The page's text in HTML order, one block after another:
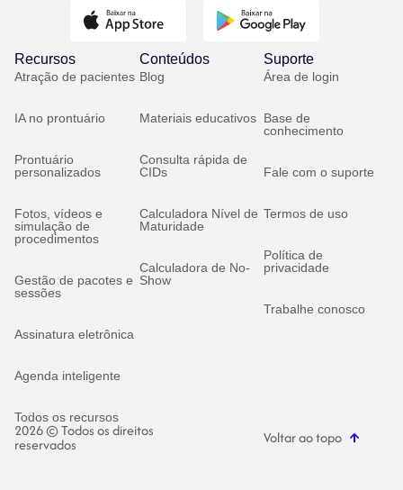
Recursos
Atração de pacientes
IA no prontuário
Prontuário
personalizados
Fotos, vídeos e
simulação de
procedimentos
Gestão de pacotes e
sessões
Assinatura eletrônica
Agenda inteligente
Todos os recursos
Conteúdos
Blog
Materiais educativos
Consulta rápida de
CIDs
Calculadora Nível de
Maturidade
Calculadora de No-
Show
Suporte
Área de login
Base de
conhecimento
Fale com o suporte
Termos de uso
Política de
privacidade
Trabalhe conosco
2026 © Todos os direitos
reservados Voltar ao topo